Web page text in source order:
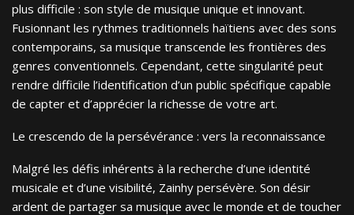
plus difficile : son style de musique unique et innovant.
Fusionnant les rythmes traditionnels haïtiens avec des sons
contemporains, sa musique transcende les frontières des
genres conventionnels. Cependant, cette singularité peut
rendre difficile l’identification d’un public spécifique capable
de capter et d’apprécier la richesse de votre art.
Le crescendo de la persévérance : vers la reconnaissance
Malgré les défis inhérents à la recherche d’une identité
musicale et d’une visibilité, Zainhy persévère. Son désir
ardent de partager sa musique avec le monde et de toucher